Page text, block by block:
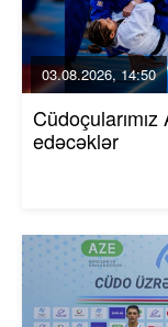
03.08.2026, 14:50
edəcəklər